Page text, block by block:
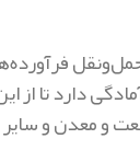
دارد تا از
و معدن و